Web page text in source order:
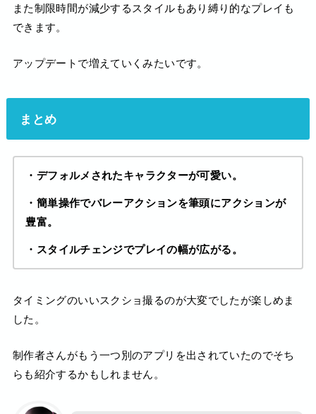
また制限時間が減少するスタイルもあり縛り的なプレイも
できます。
アップデートで増えていくみたいです。
まとめ
・デフォルメされたキャラクターが可愛い。
・簡単操作でバレーアクションを筆頭にアクションが
豊富。
・スタイルチェンジでプレイの幅が広がる。
タイミングのいいスクショ撮るのが大変でしたが楽しめま
した。
制作者さんがもう一つ別のアプリを出されていたのでそち
らも紹介するかもしれません。